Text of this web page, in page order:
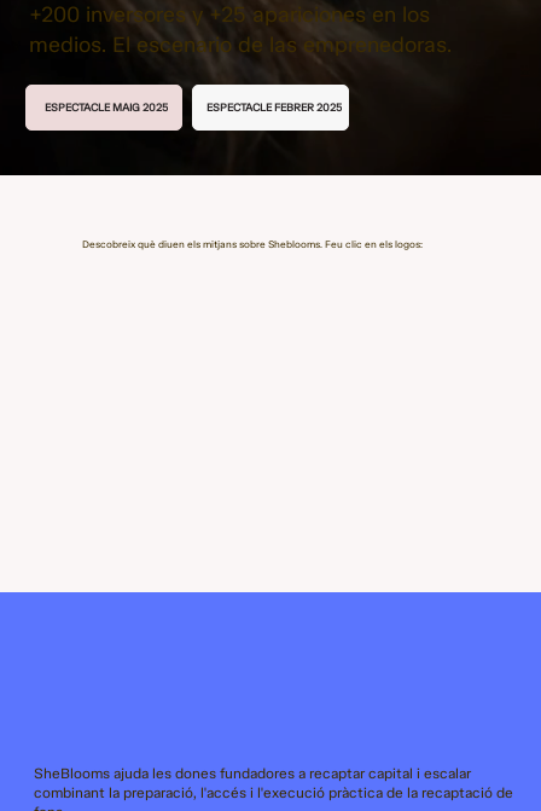
+200 inversores y +25 apariciones en los
medios. El escenario de las emprenedoras.
ESPECTACLE MAIG 2025 ESPECTACLE FEBRER 2025
Descobreix què diuen els mitjans sobre Sheblooms. Feu clic en els logos:
SheBlooms ajuda les dones fundadores a recaptar capital i escalar
combinant la preparació, l'accés i l'execució pràctica de la recaptació de